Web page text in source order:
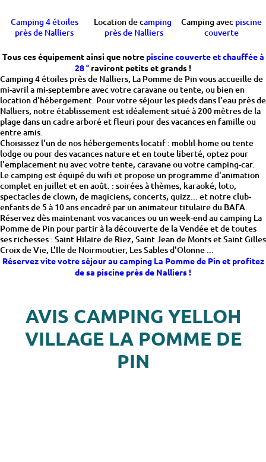
Camping 4 étoiles
près de Nalliers
Location de camping
près de Nalliers
Camping avec piscine
couverte
Tous ces équipement ainsi que notrepiscine couverte et chauffée à
28 ° raviront petits et grands !
Camping 4 étoiles près de Nalliers, La Pomme de Pin vous accueille de
mi-avril a mi-septembre avec votre caravane ou tente, ou bien en
location d'hébergement. Pour votre séjour les pieds dans l'eau près de
Nalliers, notre établissement est idéalement situé à 200 mètres de la
plage dans un cadre arboré et fleuri pour des vacances en famille ou
entre amis.
Choisissez l'un de nos hébergements locatif : moblil-home ou tente
lodge ou pour des vacances nature et en toute liberté, optez pour
l'emplacement nu avec votre tente, caravane ou votre camping-car.
Le camping est équipé du wifi et propose un programme d'animation
complet en juillet et en août. : soirées à thèmes, karaoké, loto,
spectacles de clown, de magiciens, concerts, quizz... et notre club-
enfants de 5 à 10 ans encadré par un animateur titulaire du BAFA.
Réservez dès maintenant vos vacances ou un week-end au camping La
Pomme de Pin pour partir à la découverte de la Vendée et de toutes
ses richesses : Saint Hilaire de Riez, Saint Jean de Monts et Saint Gilles
Croix de Vie, L'Ile de Noirmoutier, Les Sables d'Olonne ...
Réservez vite votre séjour au camping La Pomme de Pin et profitez
de sa piscine près de Nalliers !
AVIS CAMPING YELLOH
VILLAGE LA POMME DE
PIN